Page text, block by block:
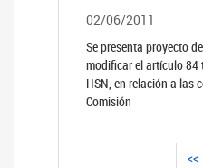
02/06/2011
Se presenta proyecto
modificar el artículo 84
HSN, en relación a las
Comisión
<<